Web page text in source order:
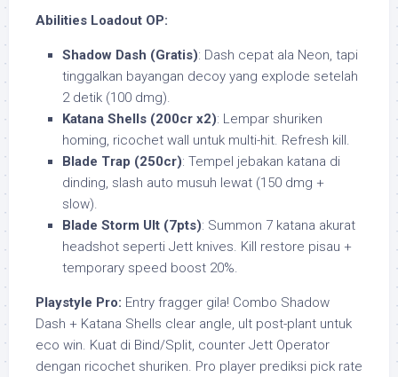
Abilities Loadout OP:
Shadow Dash (Gratis): Dash cepat ala Neon, tapi
tinggalkan bayangan decoy yang explode setelah
2 detik (100 dmg).
Katana Shells (200cr x2): Lempar shuriken
homing, ricochet wall untuk multi-hit. Refresh kill.
Blade Trap (250cr): Tempel jebakan katana di
dinding, slash auto musuh lewat (150 dmg +
slow).
Blade Storm Ult (7pts): Summon 7 katana akurat
headshot seperti Jett knives. Kill restore pisau +
temporary speed boost 20%.
Playstyle Pro: Entry fragger gila! Combo Shadow
Dash + Katana Shells clear angle, ult post-plant untuk
eco win. Kuat di Bind/Split, counter Jett Operator
dengan ricochet shuriken. Pro player prediksi pick rate